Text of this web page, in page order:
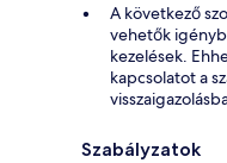
A következő
vehetők
kezelések.
kapcsolatot a
Szabályzatok